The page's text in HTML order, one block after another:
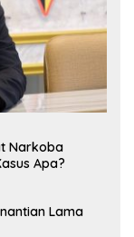
Narkoba
Apa?
Lama